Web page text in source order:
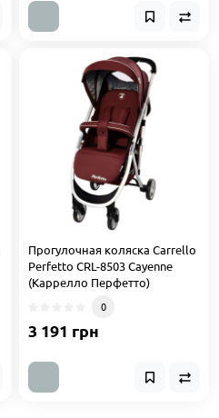
Прогулочная коляска Carrello
Perfetto CRL-8503 Cayenne
(Каррелло Перфетто)
0
3 191 грн